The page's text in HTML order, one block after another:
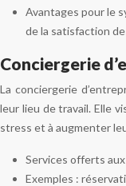
Avantages pour le
de la satisfaction
Conciergerie
La conciergerie
leur lieu de travail. Elle
stress et à augmenter
Services offerts
Exemples :